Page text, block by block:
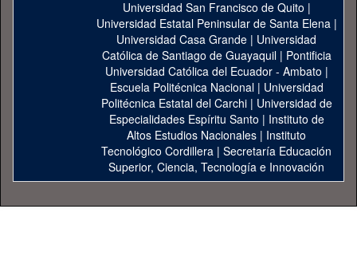
Universidad San Francisco de Quito |
Universidad Estatal Peninsular de Santa Elena|
Universidad Casa Grande | Universidad
Católica de Santiago de Guayaquil| Pontificia
Universidad Católica del Ecuador - Ambato |
Escuela Politécnica Nacional| Universidad
Politécnica Estatal del Carchi| Universidad de
Especialidades Espíritu Santo | Instituto de
Altos Estudios Nacionales | Instituto
Tecnológico Cordillera | Secretaría Educación
Superior, Ciencia, Tecnología e Innovación